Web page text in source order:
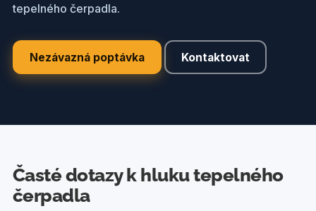
tepelného čerpadla.
Nezávazná poptávka Kontaktovat
Časté dotazy k hluku tepelného
čerpadla